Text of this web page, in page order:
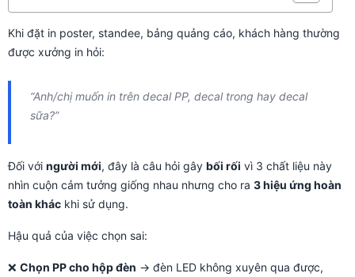
Khi đặt in poster, standee, bảng quảng cáo, khách hàng thường
được xưởng in hỏi:
“Anh/chị muốn in trên decal PP, decal trong hay decal
sữa?”
Đối với người mới, đây là câu hỏi gây bối rối vì 3 chất liệu này
nhìn cuộn cảm tưởng giống nhau nhưng cho ra 3 hiệu ứng hoàn
toàn khác khi sử dụng.
Hậu quả của việc chọn sai:
❌ Chọn PP cho hộp đèn → đèn LED không xuyên qua được,